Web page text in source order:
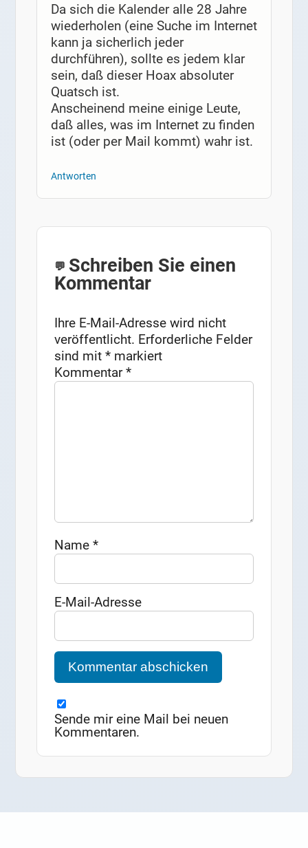
Da sich die Kalender alle 28 Jahre
wiederholen (eine Suche im Internet
kann ja sicherlich jeder
durchführen), sollte es jedem klar
sein, daß dieser Hoax absoluter
Quatsch ist.
Anscheinend meine einige Leute,
daß alles, was im Internet zu finden
ist (oder per Mail kommt) wahr ist.
Antworten
Schreiben Sie einen
Kommentar
Ihre E-Mail-Adresse wird nicht
veröffentlicht. Erforderliche Felder
sind mit* markiert
Kommentar*
Name*
E-Mail-Adresse
Sende mir eine Mail bei neuen
Kommentaren.